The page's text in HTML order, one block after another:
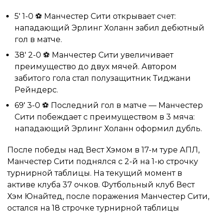
5′ 1-0 ⚽ Манчестер Сити открывает счет:
нападающий Эрлинг Холанн забил дебютный
гол в матче.
38′ 2-0 ⚽ Манчестер Сити увеличивает
преимущество до двух мячей. Автором
забитого гола стал полузащитник Тиджани
Рейндерс.
69′ 3-0 ⚽ Последний гол в матче — Манчестер
Сити побеждает с преимуществом в 3 мяча:
нападающий Эрлинг Холанн оформил дубль.
После победы над Вест Хэмом в 17-м туре АПЛ,
Манчестер Сити поднялся с 2-й на 1-ю строчку
турнирной таблицы. На текущий момент в
активе клуба 37 очков. Футбольный клуб Вест
Хэм Юнайтед, после поражения Манчестер Сити,
остался на 18 строчке турнирной таблицы